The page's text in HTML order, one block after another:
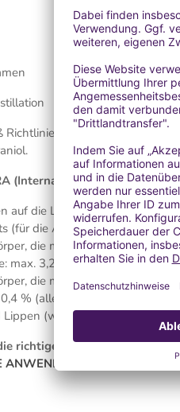
76/768/CEE über 26
(International Fragrance
auf die Lippen: max. 0,116 %
(für die Achselhöhlen): max.
die mit den Fingerspitzen
max. 3,20 %
die mit den Handflächen
% (alle anderen)
(wie Zahnpasta oder
richtige Anwendung und
ANWENDUNG